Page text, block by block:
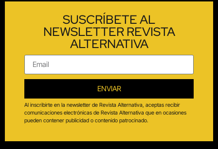
SUSCRÍBETE AL
NEWSLETTER REVISTA
ALTERNATIVA
ENVIAR
Al inscribirte en la newsletter de Revista Alternativa, aceptas recibir
comunicaciones electrónicas de Revista Alternativa que en ocasiones
pueden contener publicidad o contenido patrocinado.